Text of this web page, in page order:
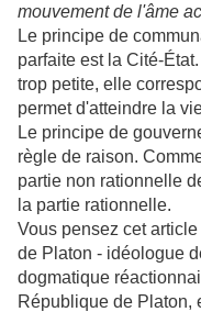
mouvement de l'âme
Le principe de
parfaite est la Cité-
trop petite, elle
permet d'atteindre la
Le principe de
règle de raison.
partie non rationnelle
la partie rationnelle.
Vous pensez cet
de Platon - idéologue
dogmatique
République de Platon,